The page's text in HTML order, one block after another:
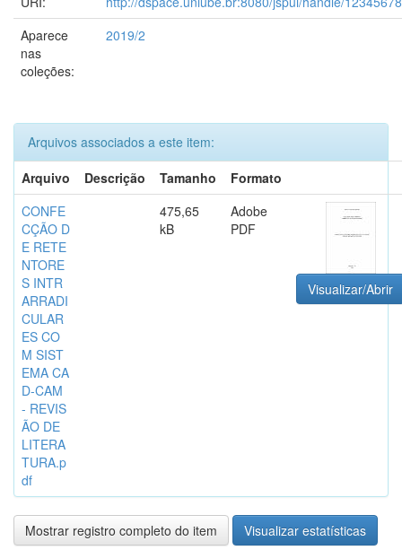
Aparece
nas
coleções:
2019/2
Arquivos associados a este item:
Arquivo
Descrição Tamanho
Formato
CONFE
CÇÃO D
E RETE
NTORE
S INTR
ARRADI
CULAR
ES CO
M SIST
EMA CA
D-CAM
- REVIS
ÃO DE
LITERA
TURA.p
df
475,65
kB
Adobe
PDF
Visualizar/Abrir
Mostrar registro completo do item Visualizar estatísticas